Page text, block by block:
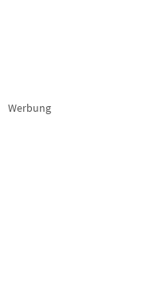
Werbung